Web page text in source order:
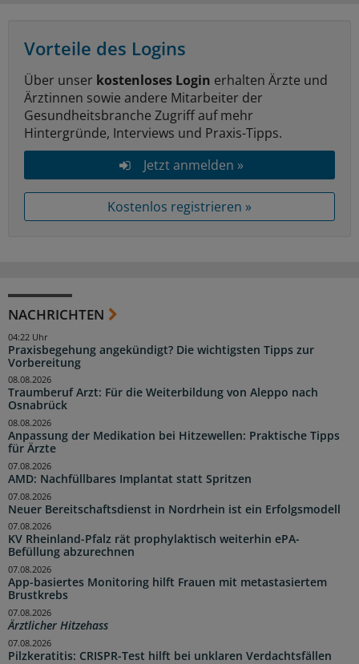
Vorteile des Logins
Über unser kostenloses Login erhalten Ärzte und
Ärztinnen sowie andere Mitarbeiter der
Gesundheitsbranche Zugriff auf mehr
Hintergründe, Interviews und Praxis-Tipps.
Jetzt anmelden »
Kostenlos registrieren »
NACHRICHTEN
Praxisbegehung angekündigt? Die wichtigsten Tipps zur
Vorbereitung
04:22 Uhr
Traumberuf Arzt: Für die Weiterbildung von Aleppo nach
Osnabrück
08.08.2026
Anpassung der Medikation bei Hitzewellen: Praktische Tipps
für Ärzte
08.08.2026
AMD: Nachfüllbares Implantat statt Spritzen
07.08.2026
Neuer Bereitschaftsdienst in Nordrhein ist ein Erfolgsmodell
07.08.2026
KV Rheinland-Pfalz rät prophylaktisch weiterhin ePA-
Befüllung abzurechnen
07.08.2026
App-basiertes Monitoring hilft Frauen mit metastasiertem
Brustkrebs
07.08.2026
Ärztlicher Hitzehass
07.08.2026
Pilzkeratitis: CRISPR-Test hilft bei unklaren Verdachtsfällen
07.08.2026